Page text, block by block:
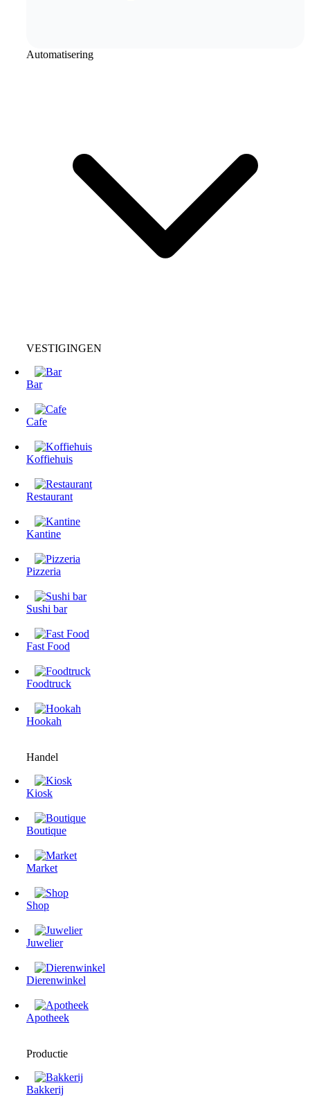
Automatisering
VESTIGINGEN
Bar
Cafe
Koffiehuis
Restaurant
Kantine
Pizzeria
Sushi bar
Fast Food
Foodtruck
Hookah
Handel
Kiosk
Boutique
Market
Shop
Juwelier
Dierenwinkel
Apotheek
Productie
Bakkerij